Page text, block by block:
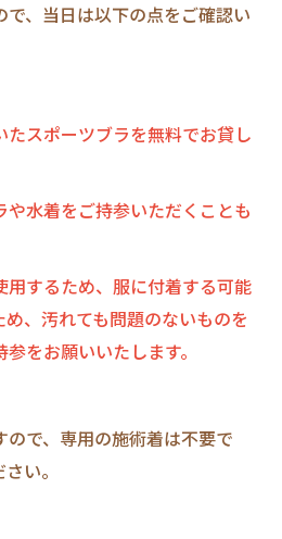
、当日は以下の点をご確認い
スポーツブラを無料でお貸し
水着をご持参いただくことも
するため、服に付着する可能
、汚れても問題のないものを
をお願いいたします。
で、専用の施術着は不要で
い。